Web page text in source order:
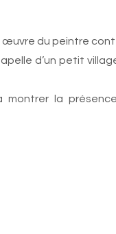
œuvre du peintre
d’un petit
montrer la